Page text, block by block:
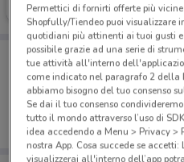
Scade il 05/11
Porta DoveConviene
Puoi trovare le
salvarle e creare la
dal tuo cellulare.
Permettici di fornirti offerte più
Shopfully/Tiendeo puoi visualizzare
quotidiani più attinenti ai tuoi gusti
possibile grazie ad una serie di
tue attività all'interno
come indicato nel paragrafo 2 della
abbiamo bisogno del tuo consenso
Se dai il tuo consenso
tutto il mondo attraverso l’uso di
idea accedendo a Menu > Privacy >
nostra App. Cosa succede se
visualizzerai all'interno dell’app